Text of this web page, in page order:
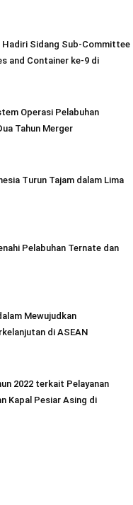
Hadiri Sidang Sub-Committee
and Container ke-9 di
Operasi Pelabuhan
Tahun Merger
Turun Tajam dalam Lima
Pelabuhan Ternate dan
Mewujudkan
di ASEAN
2022 terkait Pelayanan
Kapal Pesiar Asing di